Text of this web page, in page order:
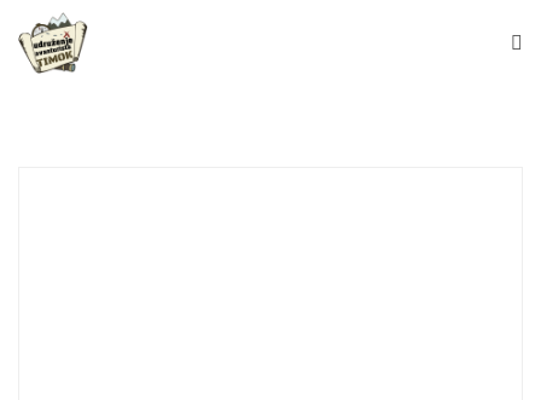
content